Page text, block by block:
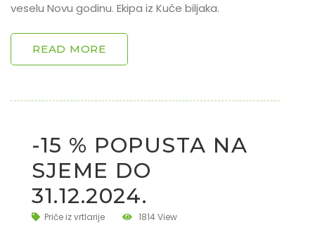
veselu Novu godinu. Ekipa iz Kuće biljaka.
READ MORE
-15 % POPUSTA NA
SJEME DO
31.12.2024.
Priče iz vrtlarije 1814 View